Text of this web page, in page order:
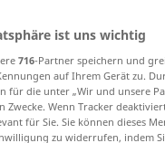
für "ulterior"
ist uns wichtig
716-Partner speichern und
auf Ihrem Gerät zu.
für die unter „Wir und unsere
Zwecke. Wenn Tracker
für Sie. Sie können dieses
zu widerrufen, indem